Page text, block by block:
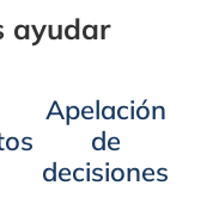
ayudar
Apelación
de
decisiones